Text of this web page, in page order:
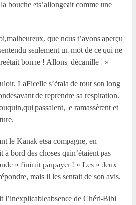
bouche ets’allongeait comme une
que nous t’avons aperçu
seulement un mot de ce qui ne
bonne ! Allons, décanille ! »
LaFicelle s’étala de tout son long
de reprendre sa respiration.
passaient, le ramassèrent et
le Kanak etsa compagne, en
à bord des choses quin’étaient pas
« finirait parpayer ! » Les « deux
mais il les sentait de son avis.
l’inexplicableabsence de Chéri-Bibi